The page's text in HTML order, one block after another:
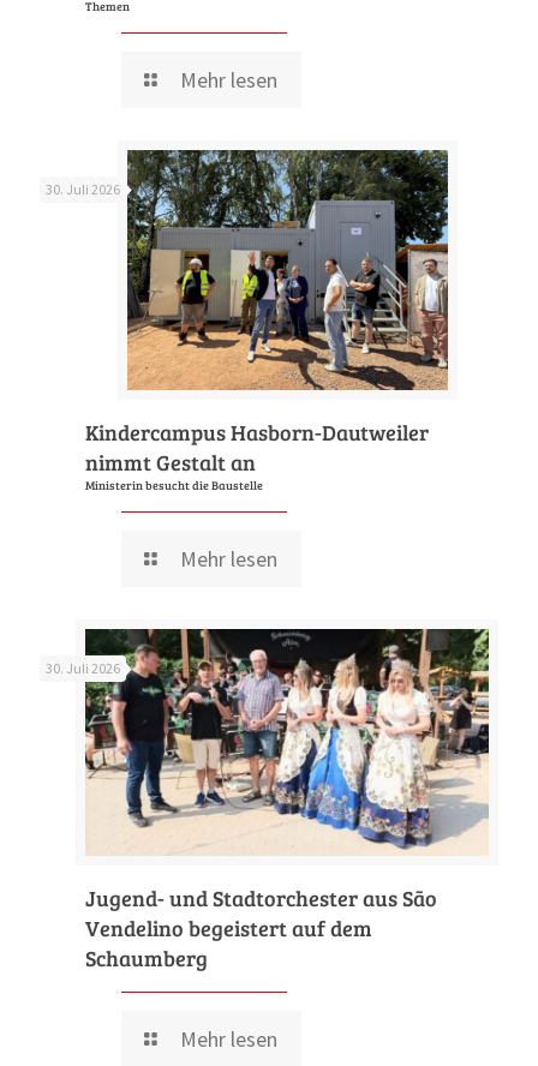
Themen
Mehr lesen
30. Juli 2026
Kindercampus Hasborn-Dautweiler
nimmt Gestalt an
Ministerin besucht die Baustelle
Mehr lesen
30. Juli 2026
Jugend- und Stadtorchester aus São
Vendelino begeistert auf dem
Schaumberg
Mehr lesen